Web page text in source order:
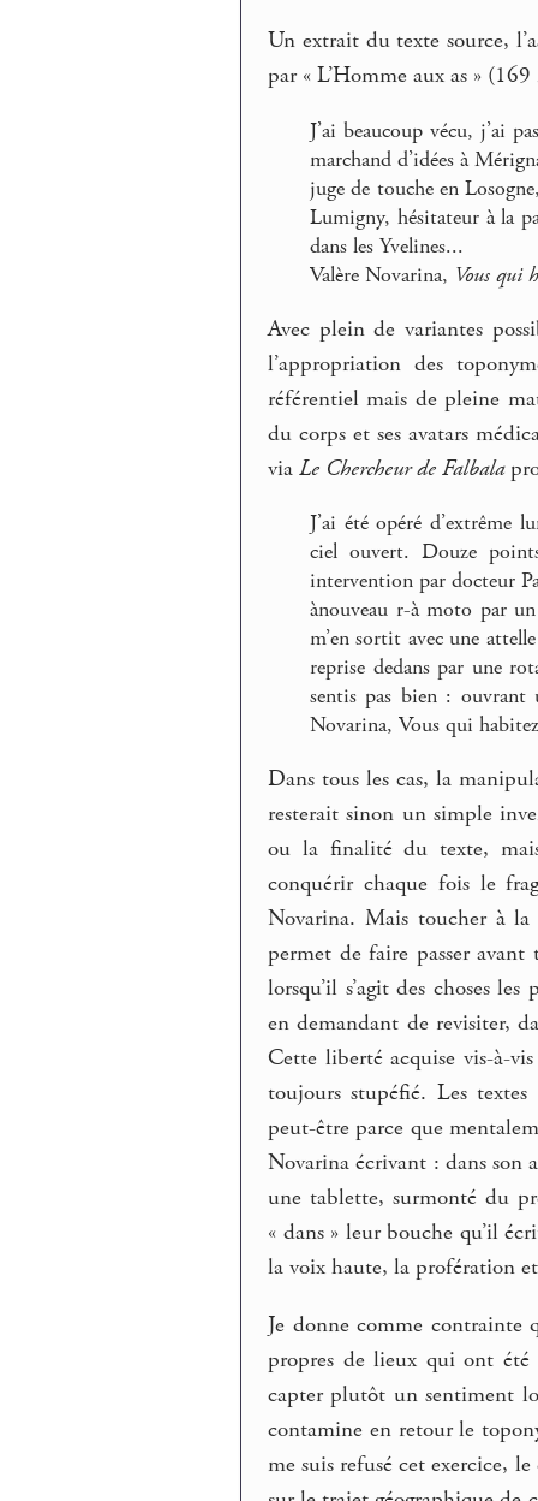
Un extrait du texte source,
par « L’Homme aux as »
J’ai beaucoup vécu, j’ai
marchand d’idées à
juge de touche en
Lumigny, hésitateur à la
dans les Yvelines...
Valère Novarina, Vous qui
Avec plein de variantes
l’appropriation des
référentiel mais de pleine
du corps et ses avatars
viaLe Chercheur de Falbala
J’ai été opéré d’extrême
ciel ouvert. Douze
intervention par docteur
ànouveau r-à moto par
m’en sortit avec une
reprise dedans par une
sentis pas bien :
Novarina, Vous qui
Dans tous les cas, la
resterait sinon un simple
ou la finalité du texte,
conquérir chaque fois le
Novarina. Mais toucher à
permet de faire passer
lorsqu’il s’agit des choses
en demandant de revisiter,
Cette liberté acquise vis-à-
toujours stupéfié. Les
peut-être parce que
Novarina écrivant : dans son
une tablette, surmonté du
« dans » leur bouche qu’il
la voix haute, la profération
Je donne comme contrainte
propres de lieux qui ont été
capter plutôt un sentiment
contamine en retour le
me suis refusé cet exercice,